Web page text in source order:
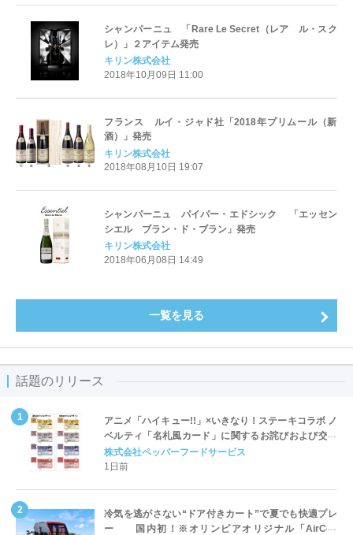
シャンパーニュ 「Rare Le Secret（レア ル・スク
レ）」２アイテム発売
キリン株式会社
2018年10月09日 11:00
フランス ルイ・ジャド社「2018年プリムール（新
酒）」発売
キリン株式会社
2018年08月10日 19:07
シャンパーニュ パイパー・エドシック 「エッセン
シエル ブラン・ド・ブラン」発売
キリン株式会社
2018年06月08日 14:49
一覧を見る
話題のリリース
アニメ「ハイキュー!!」×いきなり！ステーキコラボ ノ
ベルティ「名札風カード」に関するお詫びおよび交換
対応についてのご案内
株式会社ペッパーフードサービス
1日前
冷気を逃がさない“ドア付きカート”で夏でも快適プレ
ー 国内初！※オリンピアオリジナル「AirCon